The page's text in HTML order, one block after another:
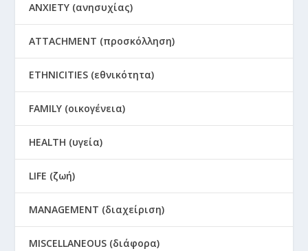
ANXIETY (ανησυχίας)
ATTACHMENT (προσκόλληση)
ETHNICITIES (εθνικότητα)
FAMILY (οικογένεια)
HEALTH (υγεία)
LIFE (ζωή)
MANAGEMENT (διαχείριση)
MISCELLANEOUS (διάφορα)